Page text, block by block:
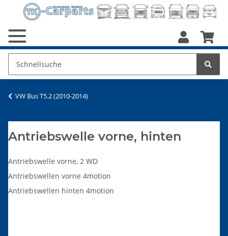
VW Bus T5.2 (2010-2014)
Antriebswelle vorne, hinten
Antriebswelle vorne, 2 WD
Antriebswellen vorne 4motion
Antriebswellen hinten 4motion